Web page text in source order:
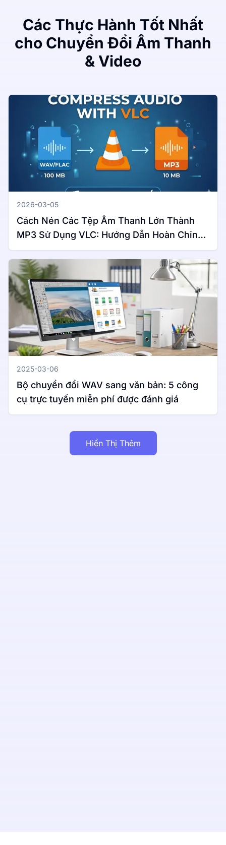
Các Thực Hành Tốt Nhất
cho Chuyển Đổi Âm Thanh
& Video
2026-03-05
Cách Nén Các Tệp Âm Thanh Lớn Thành
MP3 Sử Dụng VLC: Hướng Dẫn Hoàn Chỉnh
Cho Windows & Mac
2025-03-06
Bộ chuyển đổi WAV sang văn bản: 5 công
cụ trực tuyến miễn phí được đánh giá
Hiển Thị Thêm